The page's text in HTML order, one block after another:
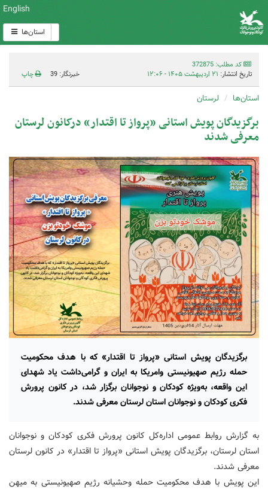
English
استان‌ها
کد مطلب: 372875
تاریخ انتشار: ۲۱ اردیبهشت ۱۴۰۵ - ۱۲:۰۶ خبرنگار: 39 چاپ
استان‌ها لرستان
برگزیدگان پویش استانی «پرواز تا اقتدار» درکانون لرستان
معرفی شدند
برگزیدگان پویش استانی «پرواز تا اقتدار» که با هدف محکومیت
حمله رژیم صهیونیستی وامریکا به ایران و گرامی‌داشت یاد شهدای
این واقعه، به‌ویژه کودکان و نوجوانان برگزار شد، در کانون پرورش
فکری کودکان و نوجوانان استان لرستان معرفی شدند.
به گزارش روابط عمومی اداره‌کل کانون پرورش فکری کودکان و نوجوانان
استان لرستان، برگزیدگان پویش استانی «پرواز تا اقتدار» در کانون لرستان
معرفی شدند.
این پویش با هدف محکومیت حمله وحشیانه رژیم صهیونیستی به میهن